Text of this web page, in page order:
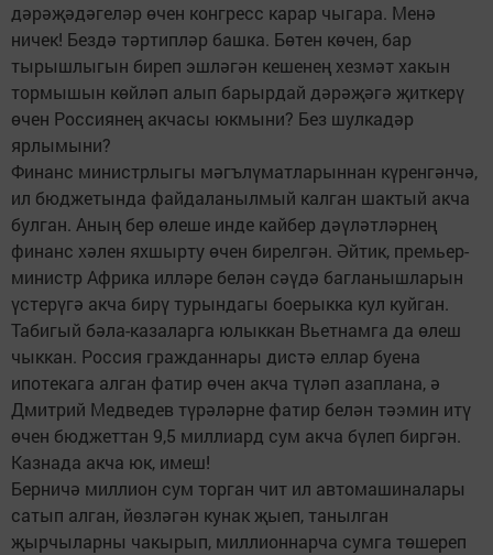
дәрәҗәдәгеләр өчен конгресс карар чыгара. Менә
ничек! Бездә тәртипләр башка. Бөтен көчен, бар
тырышлыгын биреп эшләгән кешенең хезмәт хакын
тормышын көйләп алып барырдай дәрәҗәгә җиткерү
өчен Россиянең акчасы юкмыни? Без шулкадәр
ярлымыни?
Финанс министрлыгы мәгълүматларыннан күренгәнчә,
ил бюджетында файдаланылмый калган шактый акча
булган. Аның бер өлеше инде кайбер дәүләтләрнең
финанс хәлен яхшырту өчен бирелгән. Әйтик, премьер-
министр Африка илләре белән сәүдә багланышларын
үстерүгә акча бирү турындагы боерыкка кул куйган.
Табигый бәла-казаларга юлыккан Вьетнамга да өлеш
чыккан. Россия гражданнары дистә еллар буена
ипотекага алган фатир өчен акча түләп азаплана, ә
Дмитрий Медведев түрәләрне фатир белән тәэмин итү
өчен бюджеттан 9,5 миллиард сум акча бүлеп биргән.
Казнада акча юк, имеш!
Берничә миллион сум торган чит ил автомашиналары
сатып алган, йөзләгән кунак җыеп, танылган
җырчыларны чакырып, миллионнарча сумга төшереп